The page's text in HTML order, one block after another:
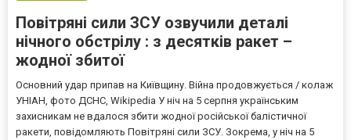
Повітряні сили ЗСУ озвучили деталі
нічного обстрілу : з десятків ракет –
жодної збитої
Основний удар припав на Київщину. Війна продовжується / колаж
УНІАН, фото ДСНС, Wikipedia У ніч на 5 серпня українським
захисникам не вдалося збити жодної російської балістичної
ракети, повідомляють Повітряні сили ЗСУ. Зокрема, у ніч на 5